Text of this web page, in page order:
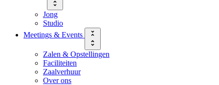
Jong
Studio
Meetings & Events
Zalen & Opstellingen
Faciliteiten
Zaalverhuur
Over ons